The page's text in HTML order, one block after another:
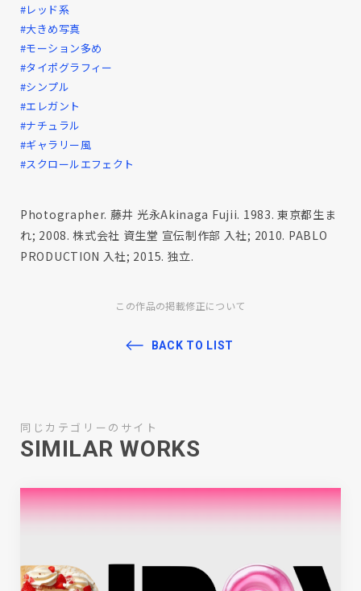
#レッド系
#大きめ写真
#モーション多め
#タイポグラフィー
#シンプル
#エレガント
#ナチュラル
#ギャラリー風
#スクロールエフェクト
Photographer. 藤井 光永Akinaga Fujii. 1983. 東京都生ま
れ; 2008. 株式会社 資生堂 宣伝制作部 入社; 2010. PABLO
PRODUCTION 入社; 2015. 独立.
この作品の掲載修正について
BACK TO LIST
同じカテゴリーのサイト
SIMILAR WORKS